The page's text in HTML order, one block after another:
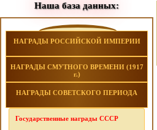
Наша база данных:
НАГРАДЫ РОССИЙСКОЙ ИМПЕРИИ
НАГРАДЫ СМУТНОГО ВРЕМЕНИ (1917
г.)
НАГРАДЫ СОВЕТСКОГО ПЕРИОДА
Государственные награды СССР